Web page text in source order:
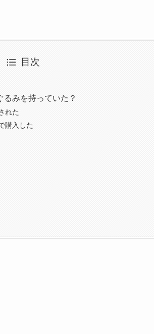
目次
みを持っていた？
れた
購入した